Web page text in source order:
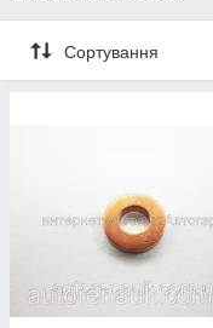
Сортування